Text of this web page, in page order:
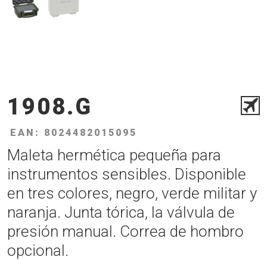
1908.G
EAN: 8024482015095
Maleta hermética pequeña para
instrumentos sensibles. Disponible
en tres colores, negro, verde militar y
naranja. Junta tórica, la válvula de
presión manual. Correa de hombro
opcional.